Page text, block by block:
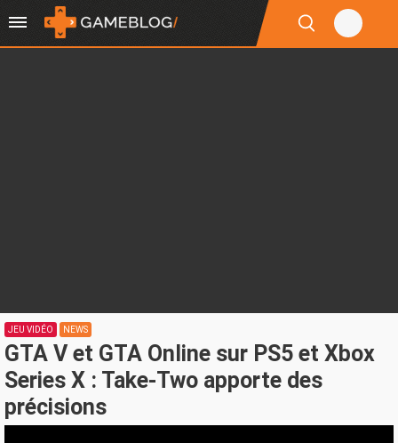
JEU VIDÉO NEWS
GTA V et GTA Online sur PS5 et Xbox
Series X : Take-Two apporte des
précisions